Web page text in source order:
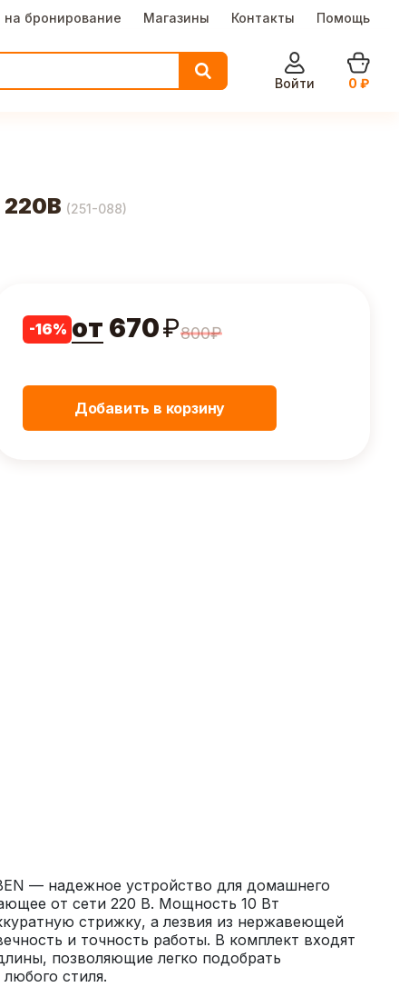
на бронирование Магазины Контакты Помощь
Войти
0 ₽
(251-088)
-16% от 670₽800₽
Добавить в корзину
— надежное устройство для домашнего
от сети 220 В. Мощность 10 Вт
стрижку, а лезвия из нержавеющей
и точность работы. В комплект входят
позволяющие легко подобрать
стиля.